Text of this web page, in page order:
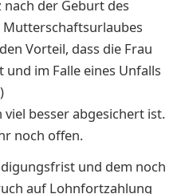
der Geburt des
Mutterschaftsurlaubes
Vorteil, dass die Frau
im Falle eines Unfalls
besser abgesichert ist.
noch offen.
und dem noch
auf Lohnfortzahlung